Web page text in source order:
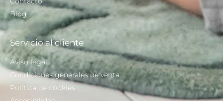
Blog
Servicio al cliente
Aviso legal
Condiciones generales de venta
Política de cookies